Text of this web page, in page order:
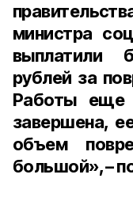
министра
выплатили
рублей за
Работы еще
завершена,
объем
большой», –